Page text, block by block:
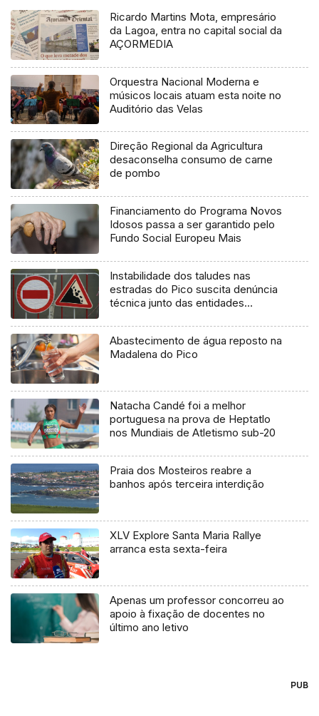
Ricardo Martins Mota, empresário
da Lagoa, entra no capital social da
AÇORMEDIA
Orquestra Nacional Moderna e
músicos locais atuam esta noite no
Auditório das Velas
Direção Regional da Agricultura
desaconselha consumo de carne
de pombo
Financiamento do Programa Novos
Idosos passa a ser garantido pelo
Fundo Social Europeu Mais
Instabilidade dos taludes nas
estradas do Pico suscita denúncia
técnica junto das entidades
Abastecimento de água reposto na
Madalena do Pico
Natacha Candé foi a melhor
portuguesa na prova de Heptatlo
nos Mundiais de Atletismo sub-20
Praia dos Mosteiros reabre a
banhos após terceira interdição
XLV Explore Santa Maria Rallye
arranca esta sexta-feira
Apenas um professor concorreu ao
apoio à fixação de docentes no
último ano letivo
PUB